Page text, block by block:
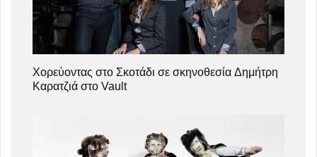
Χορεύοντας στο Σκοτάδι σε σκηνοθεσία Δημήτρη
Καρατζιά στο Vault